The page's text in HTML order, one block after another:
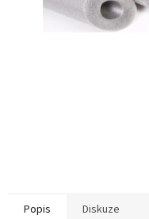
Popis Diskuze